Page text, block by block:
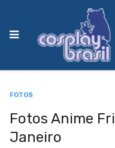
FOTOS
Fotos Anime
Janeiro